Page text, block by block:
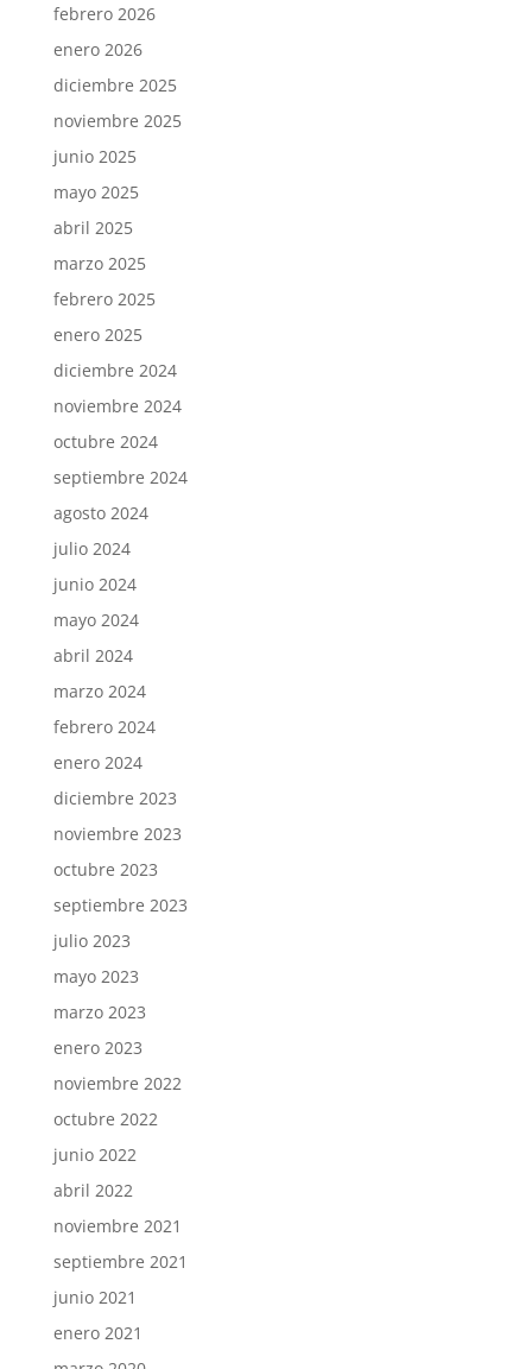
febrero 2026
enero 2026
diciembre 2025
noviembre 2025
junio 2025
mayo 2025
abril 2025
marzo 2025
febrero 2025
enero 2025
diciembre 2024
noviembre 2024
octubre 2024
septiembre 2024
agosto 2024
julio 2024
junio 2024
mayo 2024
abril 2024
marzo 2024
febrero 2024
enero 2024
diciembre 2023
noviembre 2023
octubre 2023
septiembre 2023
julio 2023
mayo 2023
marzo 2023
enero 2023
noviembre 2022
octubre 2022
junio 2022
abril 2022
noviembre 2021
septiembre 2021
junio 2021
enero 2021